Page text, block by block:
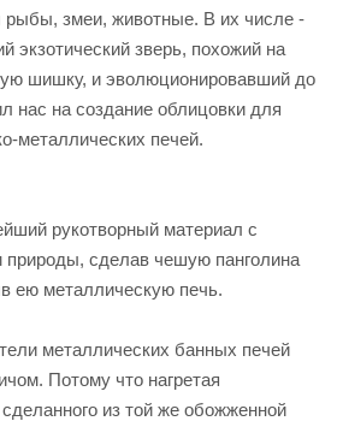
змеи, животные. В их числе -
экзотический зверь, похожий на
шишку, и эволюционировавший до
нас на создание облицовки для
металлических печей.
рукотворный материал с
природы, сделав чешую панголина
ею металлическую печь.
металлических банных печей
Потому что нагретая
из той же обожженной